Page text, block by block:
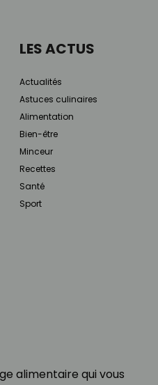
alimentaire qui vous
LES ACTUS
Actualités
Astuces culinaires
Alimentation
Bien-être
Minceur
Recettes
Santé
Sport